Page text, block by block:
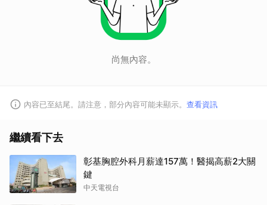
尚無內容。
內容已至結尾。請注意，部分內容可能未顯示。 查看資訊
繼續看下去
彰基胸腔外科月薪達157萬！醫揭高薪2大關
鍵
中天電視台